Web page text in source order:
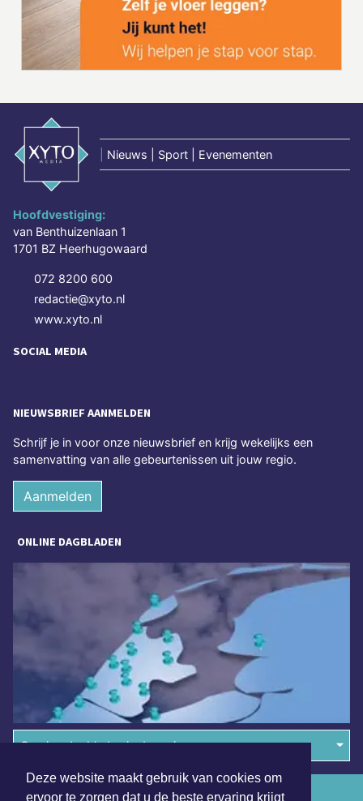
Deze website maakt gebruik van cookies om
ervoor te zorgen dat u de beste ervaring krijgt
Nieuws | Sport | Evenementen
Hoofdvestiging:
van Benthuizenlaan 1
1701 BZ Heerhugowaard
072 8200 600
redactie@xyto.nl
www.xyto.nl
SOCIAL MEDIA
NIEUWSBRIEF AANMELDEN
Schrijf je in voor onze nieuwsbrief en krijg wekelijks een
samenvatting van alle gebeurtenissen uit jouw regio.
Aanmelden
ONLINE DAGBLADEN
Overige dagbladen in de regio
Algemene voorwaarden